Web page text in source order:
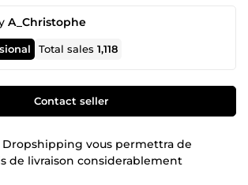
A_Christophe
Total sales1,118
Contact seller
vous permettra de
de livraison considerablement